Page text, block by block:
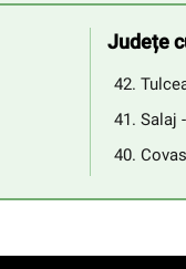
Județe
Salaj